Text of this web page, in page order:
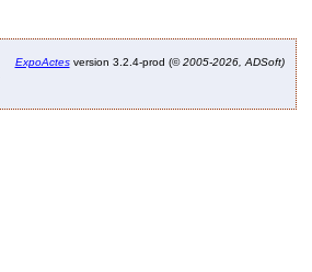
ExpoActesversion 3.2.4-prod (©2005-2026, ADSoft)